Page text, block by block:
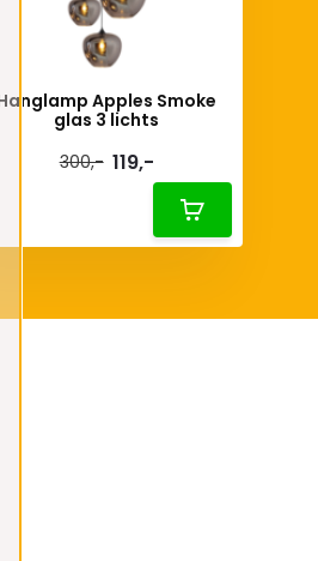
Apples Smoke
glas 3 lichts
300,- 119,-